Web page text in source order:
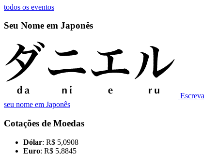
todos os eventos
Seu Nome em Japonês
Escreva
seu nome em Japonês
Cotações de Moedas
Dólar: R$ 5,0908
Euro: R$ 5,8845